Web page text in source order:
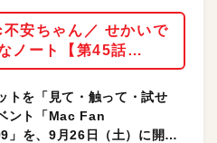
安ちゃん／ せかいで
ノート【第45話…
トを「見て・触って・試せ
ント「Mac Fan
」を、9月26日（土）に開催